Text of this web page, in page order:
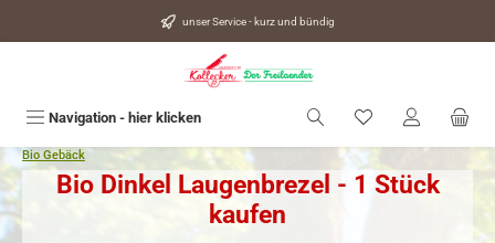
unser Service - kurz und bündig
Navigation - hier klicken Du hast 0
Bio Gebäck
Bio Dinkel Laugenbrezel - 1 Stück
kaufen